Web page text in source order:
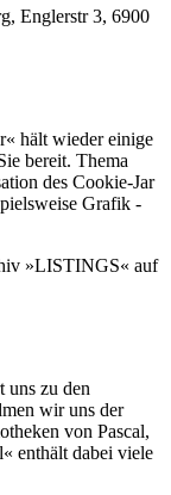
Englerstr 3, 6900
hält wieder einige
bereit. Thema
des Cookie-Jar
Grafik -
»LISTINGS« auf
uns zu den
wir uns der
von Pascal,
enthält dabei viele